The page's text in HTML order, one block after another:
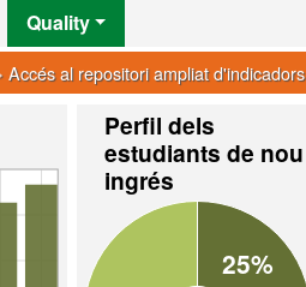
Quality
Accés al repositori ampliat d'indicadors
Perfil dels
estudiants de nou
ingrés
25%